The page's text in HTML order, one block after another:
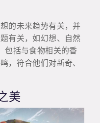
的未来趋势有关，并
有关，如幻想、自然
包括与食物相关的香
，符合他们对新奇、
美